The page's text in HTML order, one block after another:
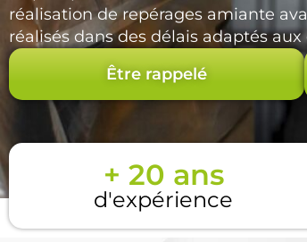
réalisation de repérages amiante
réalisés dans des délais adaptés
Être rappelé
+ 20 ans
d'expérience